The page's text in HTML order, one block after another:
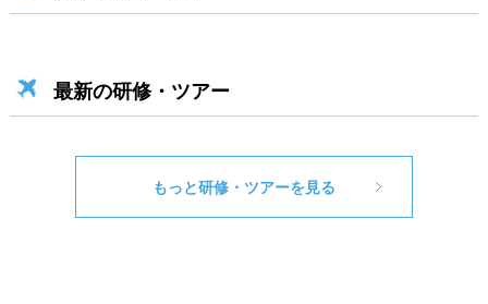
最新の研修・ツアー
もっと研修・ツアーを見る